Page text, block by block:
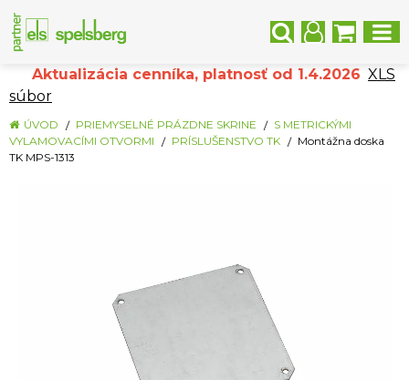
Aktualizácia cenníka, platnosť od 1.4.2026 XLS
súbor
ÚVOD PRIEMYSELNÉ PRÁZDNE SKRINE
S METRICKÝMI
VYLAMOVACÍMI OTVORMI
PRÍSLUŠENSTVO TK
Montážna doska
TK MPS-1313